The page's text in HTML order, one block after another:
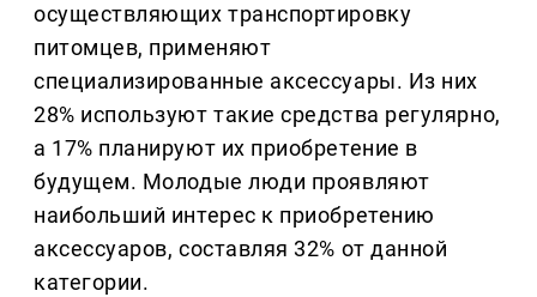
осуществляющих транспортировку
питомцев, применяют
специализированные аксессуары. Из них
28% используют такие средства регулярно,
а 17% планируют их приобретение в
будущем. Молодые люди проявляют
наибольший интерес к приобретению
аксессуаров, составляя 32% от данной
категории.